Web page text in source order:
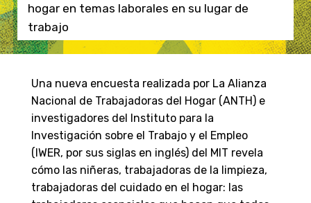
hogar en temas laborales en su lugar de
trabajo
Una nueva encuesta realizada por La Alianza
Nacional de Trabajadoras del Hogar (ANTH) e
investigadores del Instituto para la
Investigación sobre el Trabajo y el Empleo
(IWER, por sus siglas en inglés) del MIT revela
cómo las niñeras, trabajadoras de la limpieza,
trabajadoras del cuidado en el hogar: las